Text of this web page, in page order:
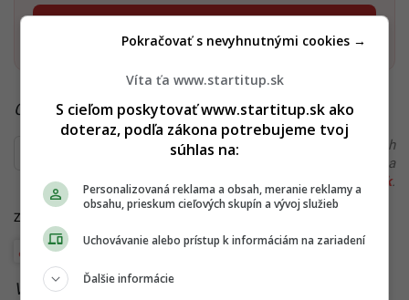
Startitup, odkaz sa otvorí v
Čítaj viac z kategórie:Financie a kryptomeny
Ďakujeme, že čítaš Startitup. V prípade, že máš postreh
alebo si našiel v článku chybu, napíš nám na
redakcia@startitup.sk.
Zdroj: TASR
Financie a kryptomeny Krimi
Viac k téme:2022,banková lúpež
Víta ťa www.startitup.sk
S cieľom poskytovať www.startitup.sk ako
doteraz, podľa zákona potrebujeme tvoj
súhlas na:
Personalizovaná reklama a obsah, meranie reklamy a
obsahu, prieskum cieľových skupín a vývoj služieb
Uchovávanie alebo prístup k informáciám na zariadení
Ďalšie informácie
Pokračovať s nevyhnutnými cookies →